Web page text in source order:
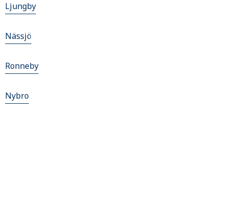
Ljungby
Nässjö
Ronneby
Nybro